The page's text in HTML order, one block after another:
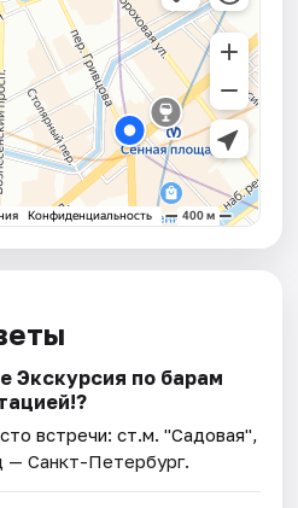
Экскурсия по барам
встречи: ст.м. "Садовая",
— Санкт-Петербург.